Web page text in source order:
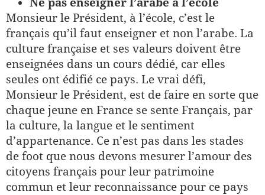
Monsieur le Président, à l’école, c’est le
français qu’il faut enseigner et non l’arabe. La
culture française et ses valeurs doivent être
enseignées dans un cours dédié, car elles
seules ont édifié ce pays. Le vrai défi,
Monsieur le Président, est de faire en sorte que
chaque jeune en France se sente Français, par
la culture, la langue et le sentiment
d’appartenance. Ce n’est pas dans les stades
de foot que nous devons mesurer l’amour des
citoyens français pour leur patrimoine
commun et leur reconnaissance pour ce pays